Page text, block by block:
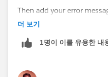
Then add your error
before saving.
Hope this helps.
더 보기
1명이 이를 유용한 내